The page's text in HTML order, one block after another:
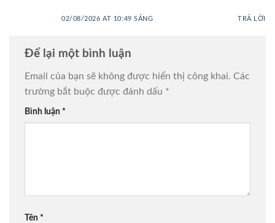
02/08/2026 AT 10:49 SÁNG TRẢ LỜI
Để lại một bình luận
Email của bạn sẽ không được hiển thị công khai. Các
trường bắt buộc được đánh dấu *
Bình luận *
Tên *